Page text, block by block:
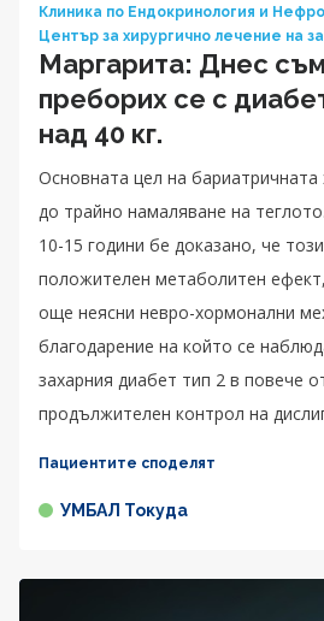
Клиника по Ендокринология и
Център за хирургично лечение на
Маргарита: Днес
преборих се с
над 40 кг.
Основната цел на бариатричната
до трайно намаляване на
10-15 години бе доказано, че
положителен метаболитен
още неясни невро-хормонални
благодарение на който се
захарния диабет тип 2 в повече
продължителен контрол на
Пациентите споделят
УМБАЛ Токуда